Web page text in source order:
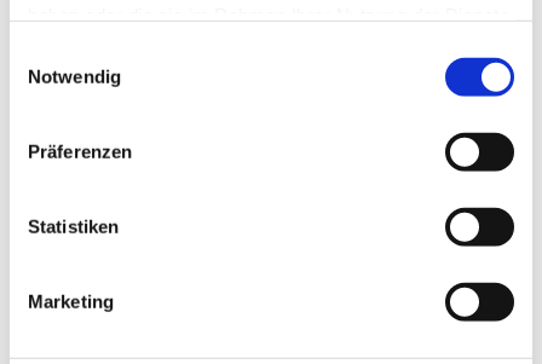
Notwendig
Präferenzen
Statistiken
Marketing